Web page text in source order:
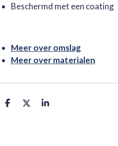
Beschermd met een coating
Meer over omslag
Meer over materialen
D
D
S